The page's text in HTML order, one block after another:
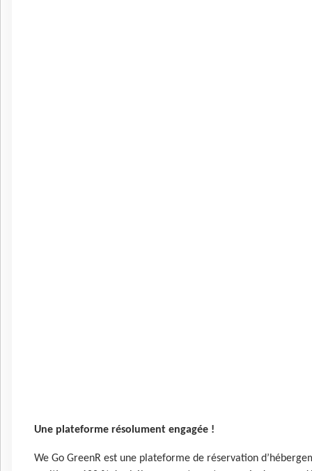
Une plateforme résolument engagée !
We Go GreenR est une plateforme de réservation